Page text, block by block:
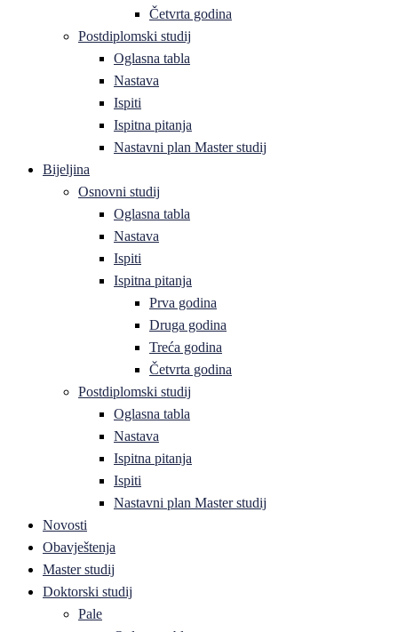
Četvrta godina
Postdiplomski studij
Oglasna tabla
Nastava
Ispiti
Ispitna pitanja
Nastavni plan Master studij
Bijeljina
Osnovni studij
Oglasna tabla
Nastava
Ispiti
Ispitna pitanja
Prva godina
Druga godina
Treća godina
Četvrta godina
Postdiplomski studij
Oglasna tabla
Nastava
Ispitna pitanja
Ispiti
Nastavni plan Master studij
Novosti
Obavještenja
Master studij
Doktorski studij
Pale